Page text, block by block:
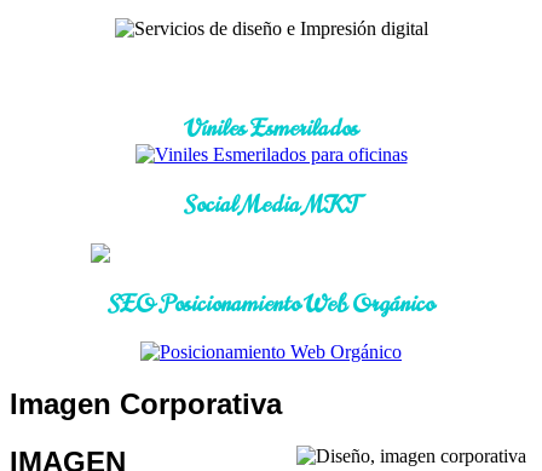
Viniles Esmerilados
Social Media MKT
SEO Posicionamiento Web Orgánico
Imagen Corporativa
IMAGEN